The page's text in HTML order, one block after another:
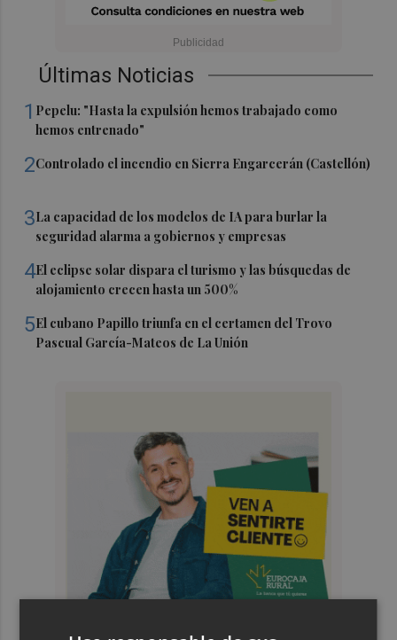
Últimas Noticias
1 Pepelu: "Hasta la expulsión hemos trabajado como
hemos entrenado"
2Controlado el incendio en Sierra Engarcerán (Castellón)
3La capacidad de los modelos de IA para burlar la
seguridad alarma a gobiernos y empresas
4El eclipse solar dispara el turismo y las búsquedas de
alojamiento crecen hasta un 500%
5El cubano Papillo triunfa en el certamen del Trovo
Pascual García-Mateos de La Unión